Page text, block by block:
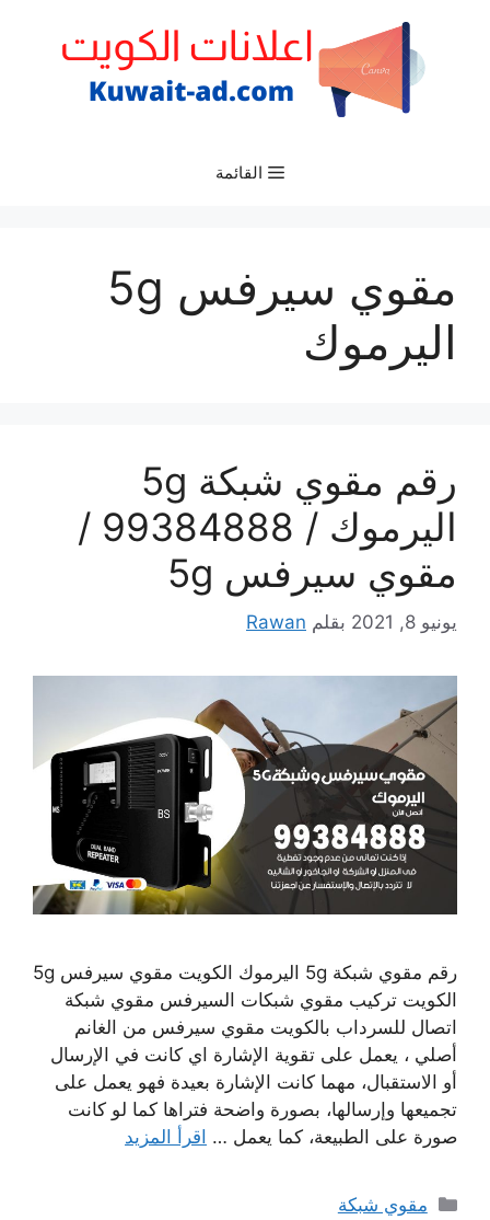
القائمة
مقوي سيرفس 5g
اليرموك
رقم مقوي شبكة 5g
اليرموك / 99384888 /
مقوي سيرفس 5g
يونيو 8, 2021 بقلم Rawan
رقم مقوي شبكة 5g اليرموك الكويت مقوي سيرفس 5g
الكويت تركيب مقوي شبكات السيرفس مقوي شبكة
اتصال للسرداب بالكويت مقوي سيرفس من الغانم
أصلي ، يعمل على تقوية الإشارة اي كانت في الإرسال
أو الاستقبال، مهما كانت الإشارة بعيدة فهو يعمل على
تجميعها وإرسالها، بصورة واضحة فتراها كما لو كانت
صورة على الطبيعة، كما يعمل … اقرأ المزيد
التصنيفات
مقوي شبكة